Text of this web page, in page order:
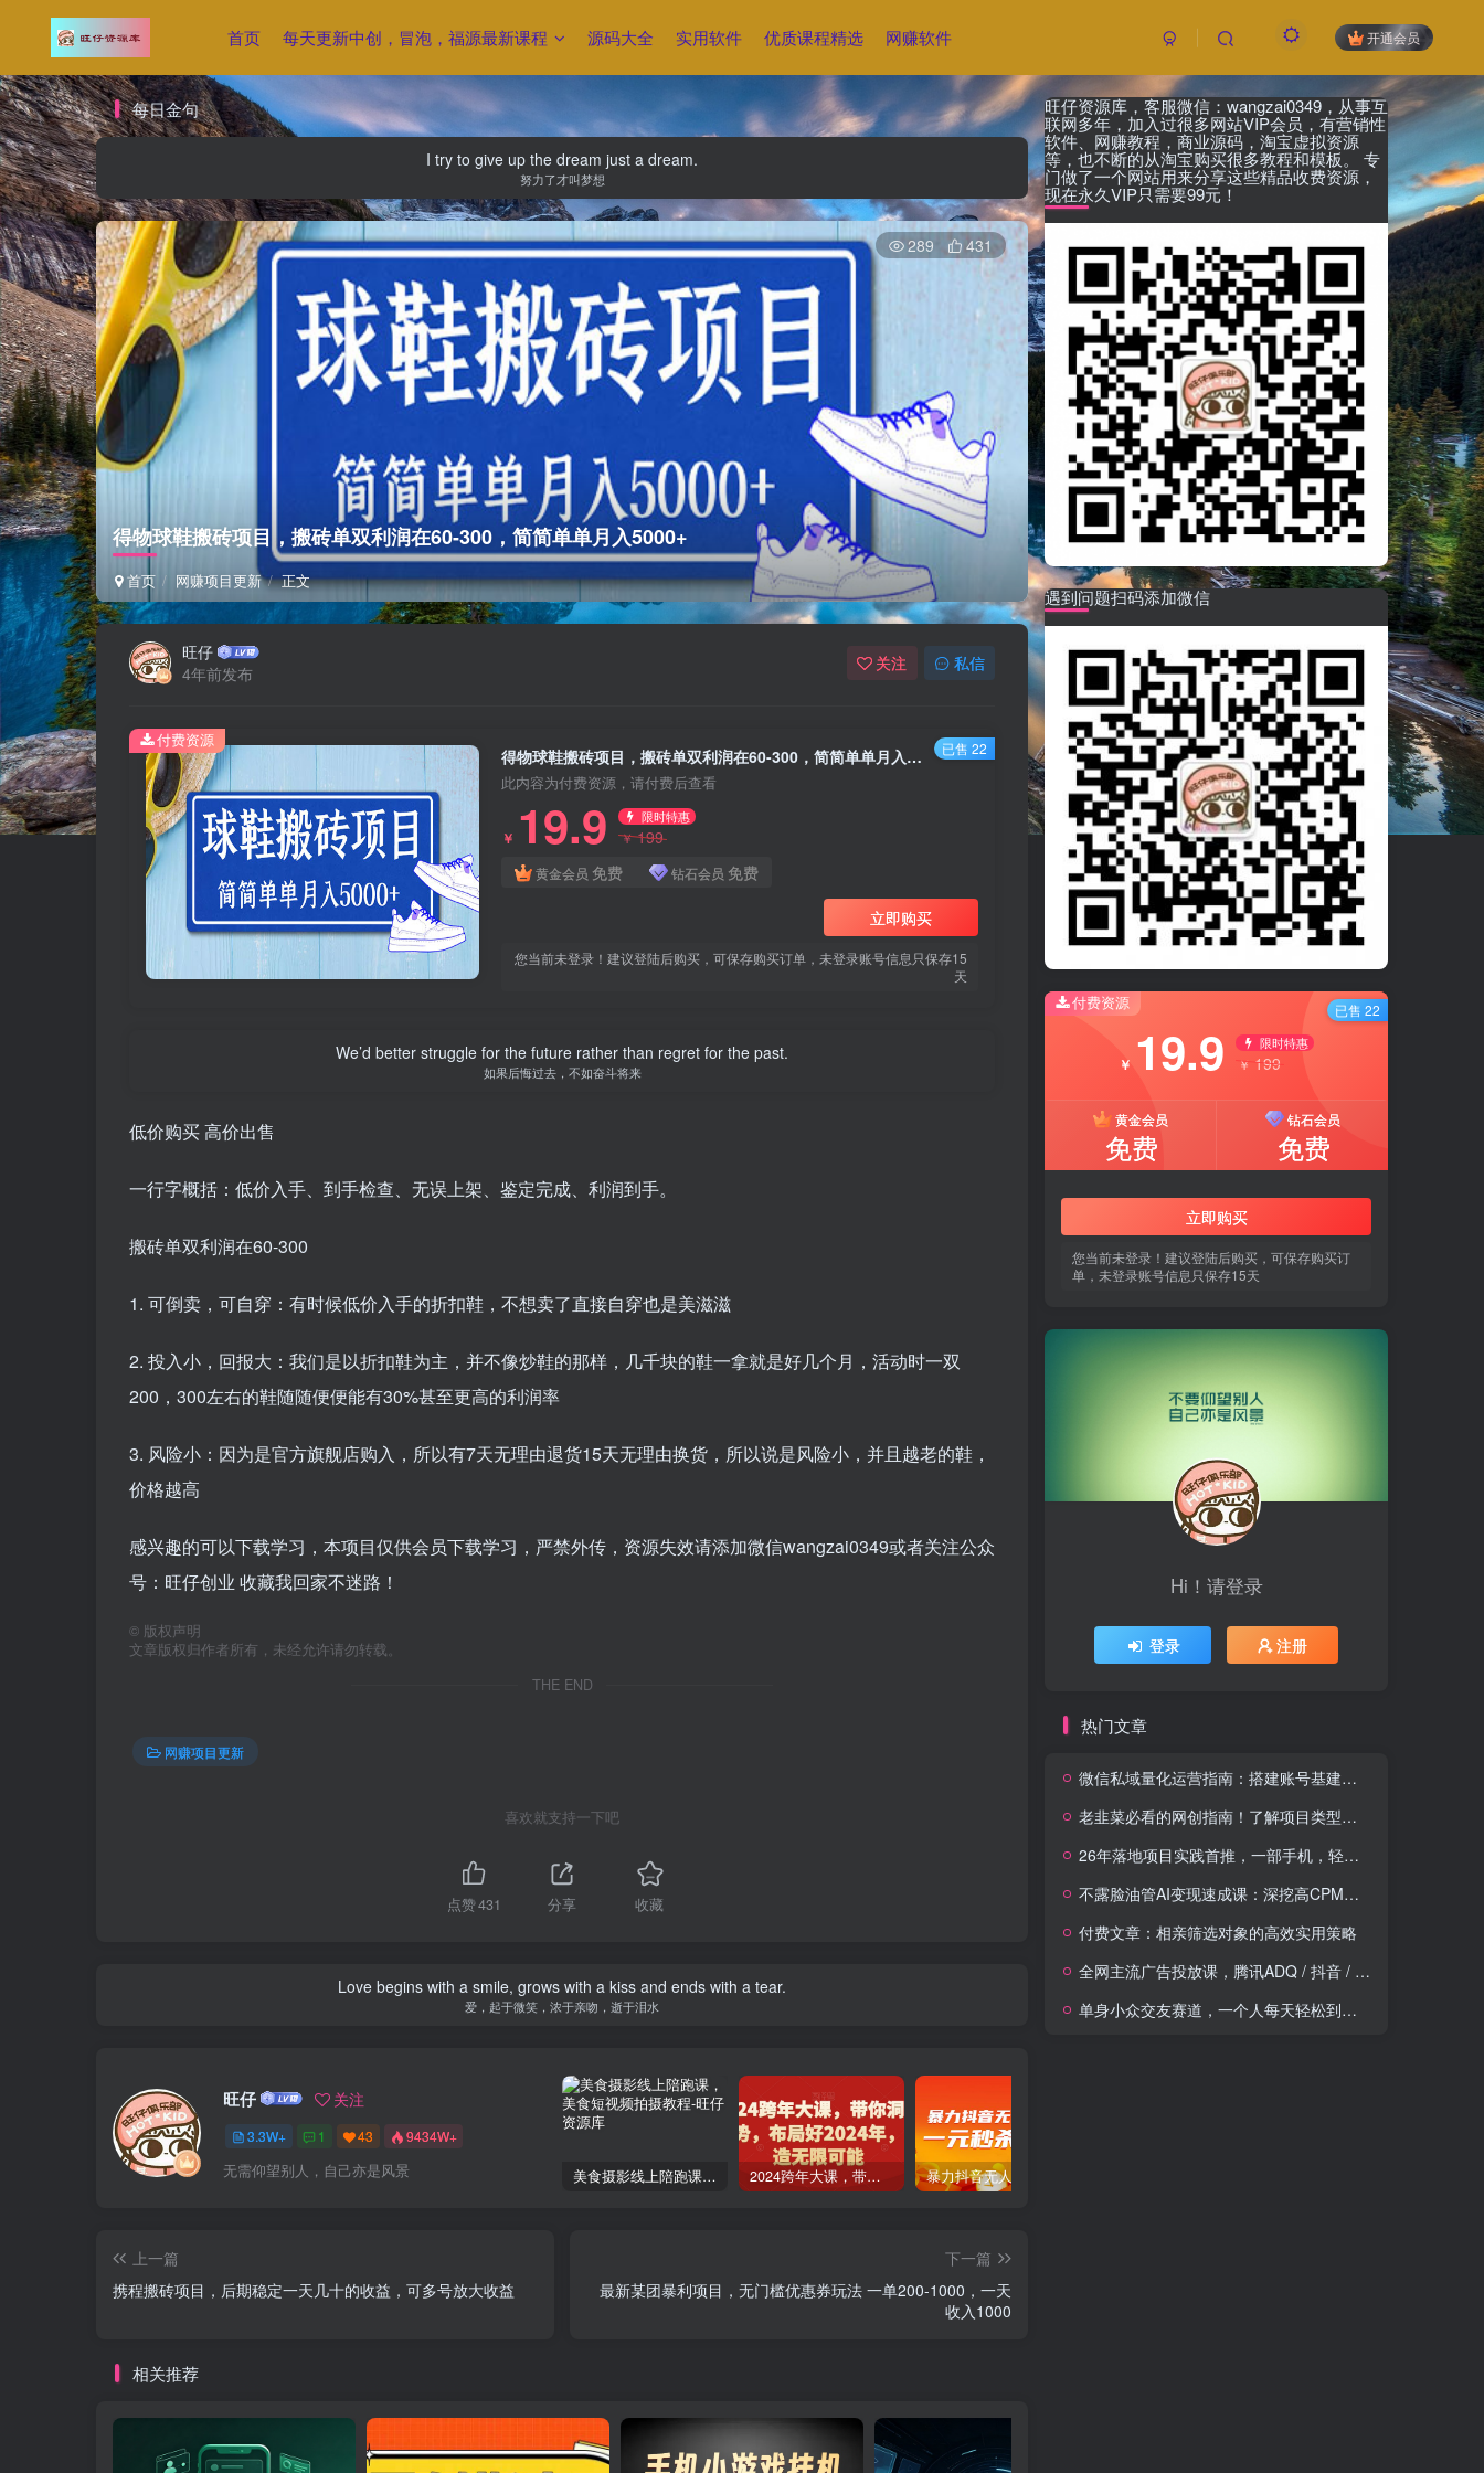
首页 每天更新中创，冒泡，福源最新课程 源码大全 实用软件 优质课程精选 网赚软件 开通会员
每日金句
I try to give up the dream just a dream.
努力了才叫梦想
得物球鞋搬砖项目，搬砖单双利润在60-300，简简单单月入5000+
首页 网赚项目更新 正文
289 431
旺仔
4年前发布
关注 私信
得物球鞋搬砖项目，搬砖单双利润在60-300，简简单单月入5000+
此内容为付费资源，请付费后查看
￥ 19.9 限时特惠
￥199
黄金会员 免费 钻石会员 免费
立即购买
您当前未登录！建议登陆后购买，可保存购买订单，未登录账号信息只保存15
天
付费资源 已售 22
We’d better struggle for the future rather than regret for the past.
如果后悔过去，不如奋斗将来
低价购买 高价出售
一行字概括：低价入手、到手检查、无误上架、鉴定完成、利润到手。
搬砖单双利润在60-300
1. 可倒卖，可自穿：有时候低价入手的折扣鞋，不想卖了直接自穿也是美滋滋
2. 投入小，回报大：我们是以折扣鞋为主，并不像炒鞋的那样，几千块的鞋一拿就是好几个月，活动时一双
200，300左右的鞋随随便便能有30%甚至更高的利润率
3. 风险小：因为是官方旗舰店购入，所以有7天无理由退货15天无理由换货，所以说是风险小，并且越老的鞋，
价格越高
感兴趣的可以下载学习，本项目仅供会员下载学习，严禁外传，资源失效请添加微信wangzai0349或者关注公众
号：旺仔创业 收藏我回家不迷路！
© 版权声明
文章版权归作者所有，未经允许请勿转载。
THE END
网赚项目更新
喜欢就支持一下吧
点赞431 分享 收藏
Love begins with a smile, grows with a kiss and ends with a tear.
爱，起于微笑，浓于亲吻，逝于泪水
旺仔 关注
3.3W+ 1 43 9434W+
无需仰望别人，自己亦是风景 美食摄影线上陪跑课，美食短视频拍摄教程 2024跨年大课，​带你洞察趋势，布局好2024年，创造无限可能
上一篇
携程搬砖项目，后期稳定一天几十的收益，可多号放大收益
下一篇
最新某团暴利项目，无门槛优惠券玩法 一单200-1000，一天
收入1000
相关推荐
付费资源
￥19.9 限时特惠
￥199
黄金会员
免费
钻石会员
免费
立即购买
您当前未登录！建议登陆后购买，可保存购买订
单，未登录账号信息只保存15天
已售 22
旺仔资源库，客服微信：wangzai0349，从事互
联网多年，加入过很多网站VIP会员，有营销性
软件、网赚教程，商业源码，淘宝虚拟资源
等，也不断的从淘宝购买很多教程和模板。 专
门做了一个网站用来分享这些精品收费资源，
现在永久VIP只需要99元！
遇到问题扫码添加微信
付费资源
￥ 19.9 限时特惠
￥ 199
黄金会员
免费
钻石会员
免费
立即购买
您当前未登录！建议登陆后购买，可保存购买订
单，未登录账号信息只保存15天
已售 22
Hi！请登录
登录 注册
热门文章
微信私域量化运营指南：搭建账号基建打造热号，脱敏风控规避运营各类高危风险
老韭菜必看的网创指南！了解项目类型，才能找到好的项目，才能拿到想要的结果
26年落地项目实践首推，一部手机，轻松日入500+，长期稳定
不露脸油管AI变现速成课：深挖高CPM盈利领域，零出镜打造YouTube稳定收益账号
付费文章：相亲筛选对象的高效实用策略
全网主流广告投放课，腾讯ADQ / 抖音 / 快手 / B 站实操教学，手把手教投手赚钱变现，全套变现拆解稳定出单
单身小众交友赛道，一个人每天轻松到手1000+，落地快、见效稳【揭秘】